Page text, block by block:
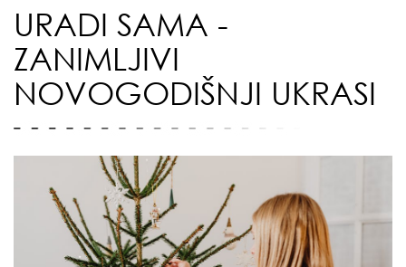
URADI SAMA -
ZANIMLJIVI
NOVOGODIŠNJI UKRASI